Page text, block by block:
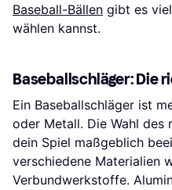
Baseball-Bällen gibt es
wählen kannst.
Baseballschläger: Die
Ein Baseballschläger ist
oder Metall. Die Wahl des
dein Spiel maßgeblich
verschiedene Materialien
Verbundwerkstoffe.